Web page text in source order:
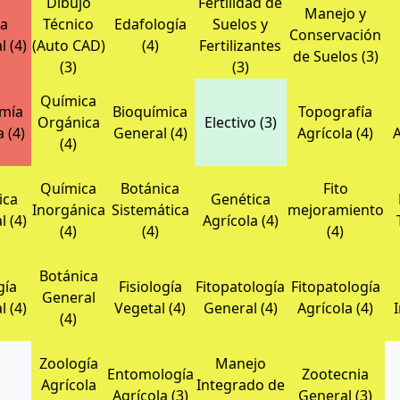
(4)
Técnico
(Auto CAD)
(3)
Edafología
(4)
Suelos y
Fertilizantes
(3)
Manejo y
Conservación
de Suelos (3)
(4)
Química
Orgánica
(4)
Bioquímica
General (4)
Electivo (3)
Topografía
Agrícola (4)
(4)
Química
Inorgánica
(4)
Botánica
Sistemática
(4)
Genética
Agrícola (4)
Fito
mejoramiento
(4)
(4)
Botánica
General
(4)
Fisiología
Vegetal (4)
Fitopatología
General (4)
Fitopatología
Agrícola (4)
Zoología
Agrícola
Entomología
Agrícola (3)
Manejo
Integrado de
Zootecnia
General (3)